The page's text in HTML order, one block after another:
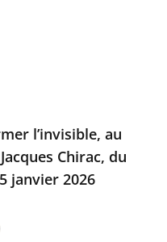
l’invisible, au
Chirac, du
janvier 2026